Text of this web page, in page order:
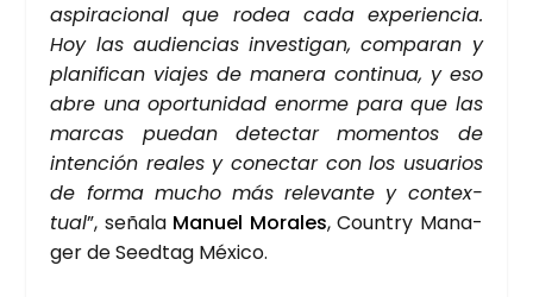
aspi­ra­cio­nal que rodea cada expe­rien­cia.
Hoy las audien­cias inves­ti­gan, com­pa­ran y
pla­ni­fi­can via­jes de mane­ra con­ti­nua, y eso
abre una opor­tu­ni­dad enor­me para que las
mar­cas pue­dan detec­tar momen­tos de
inten­ción reales y conec­tar con los usua­rios
de for­ma mucho más rele­van­te y con­tex­
tual”, seña­la Manuel Mora­les, Country Mana­
ger de Seed­tag Méxi­co.